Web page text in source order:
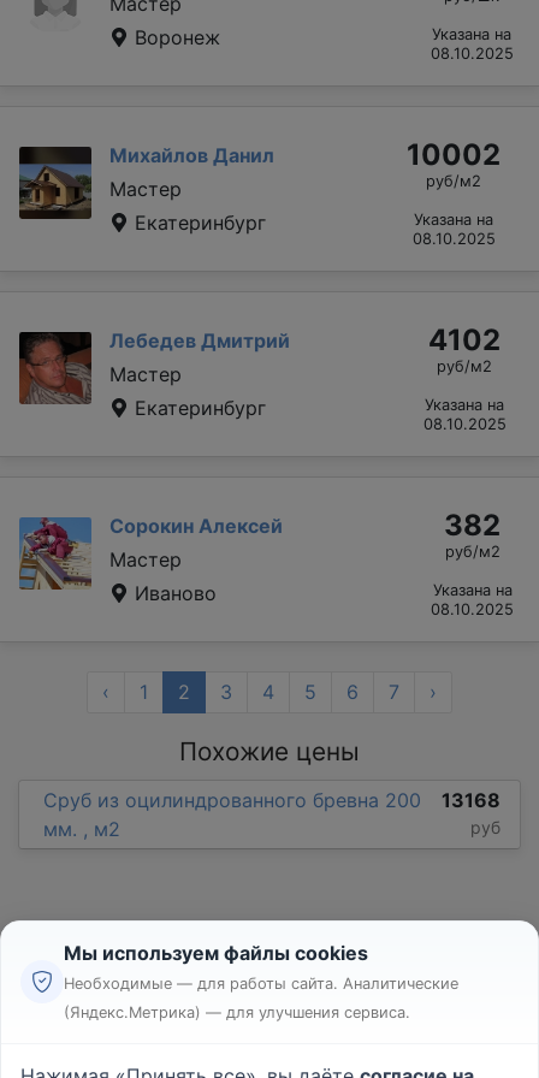
Воронеж
Указана на
08.10.2025
Михайлов Данил
Мастер
Екатеринбург
10002
руб/м2
Указана на
08.10.2025
Лебедев Дмитрий
Мастер
Екатеринбург
4102
руб/м2
Указана на
08.10.2025
Сорокин Алексей
Мастер
Иваново
382
руб/м2
Указана на
08.10.2025
‹ 1 2 3 4 5 6 7 ›
Похожие цены
Сруб из оцилиндрованного бревна 200
мм. , м2
13168
руб
Реклама
Мы используем файлы cookies
Необходимые — для работы сайта. Аналитические
(Яндекс.Метрика) — для улучшения сервиса.